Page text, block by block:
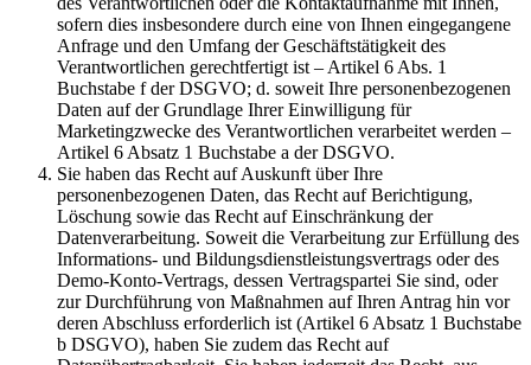
sofern dies insbesondere durch eine von Ihnen eingegangene
Anfrage und den Umfang der Geschäftstätigkeit des
Verantwortlichen gerechtfertigt ist – Artikel 6 Abs. 1
Buchstabe f der DSGVO; d. soweit Ihre personenbezogenen
Daten auf der Grundlage Ihrer Einwilligung für
Marketingzwecke des Verantwortlichen verarbeitet werden –
Artikel 6 Absatz 1 Buchstabe a der DSGVO.
Sie haben das Recht auf Auskunft über Ihre
personenbezogenen Daten, das Recht auf Berichtigung,
Löschung sowie das Recht auf Einschränkung der
Datenverarbeitung. Soweit die Verarbeitung zur Erfüllung des
Informations- und Bildungsdienstleistungsvertrags oder des
Demo-Konto-Vertrags, dessen Vertragspartei Sie sind, oder
zur Durchführung von Maßnahmen auf Ihren Antrag hin vor
deren Abschluss erforderlich ist (Artikel 6 Absatz 1 Buchstabe
b DSGVO), haben Sie zudem das Recht auf